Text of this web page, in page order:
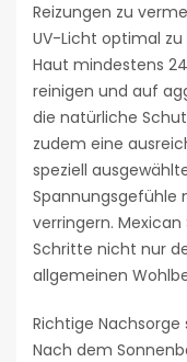
Reizungen zu
UV-Licht optimal
Haut mindestens
reinigen und auf
die natürliche
zudem eine
speziell
Spannungsgefühle
verringern.
Schritte nicht nur
allgemeinen
Richtige
Nach dem